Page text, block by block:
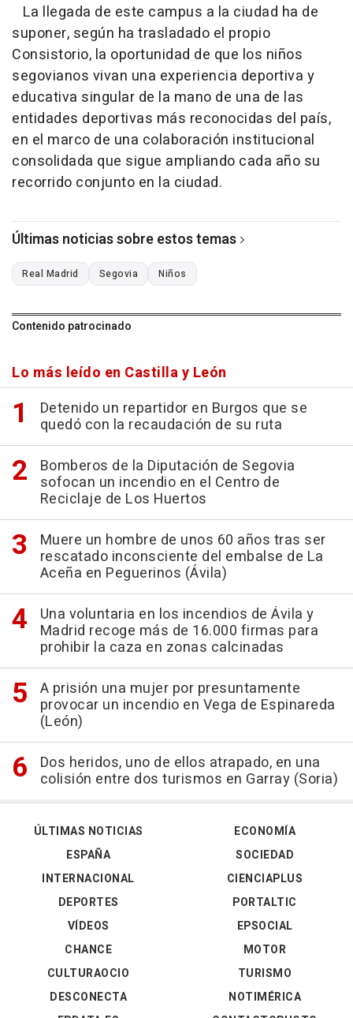
La llegada de este campus a la ciudad ha de
suponer, según ha trasladado el propio
Consistorio, la oportunidad de que los niños
segovianos vivan una experiencia deportiva y
educativa singular de la mano de una de las
entidades deportivas más reconocidas del país,
en el marco de una colaboración institucional
consolidada que sigue ampliando cada año su
recorrido conjunto en la ciudad.
Últimas noticias sobre estos temas
Real Madrid Segovia Niños
Contenido patrocinado
Lo más leído en Castilla y León
Detenido un repartidor en Burgos que se
quedó con la recaudación de su ruta
Bomberos de la Diputación de Segovia
sofocan un incendio en el Centro de
Reciclaje de Los Huertos
Muere un hombre de unos 60 años tras ser
rescatado inconsciente del embalse de La
Aceña en Peguerinos (Ávila)
Una voluntaria en los incendios de Ávila y
Madrid recoge más de 16.000 firmas para
prohibir la caza en zonas calcinadas
A prisión una mujer por presuntamente
provocar un incendio en Vega de Espinareda
(León)
Dos heridos, uno de ellos atrapado, en una
colisión entre dos turismos en Garray (Soria)
ÚLTIMAS NOTICIAS
ESPAÑA
INTERNACIONAL
DEPORTES
VÍDEOS
ECONOMÍA
SOCIEDAD
CIENCIAPLUS
PORTALTIC
EPSOCIAL
CHANCE
CULTURAOCIO
DESCONECTA
MOTOR
TURISMO
NOTIMÉRICA